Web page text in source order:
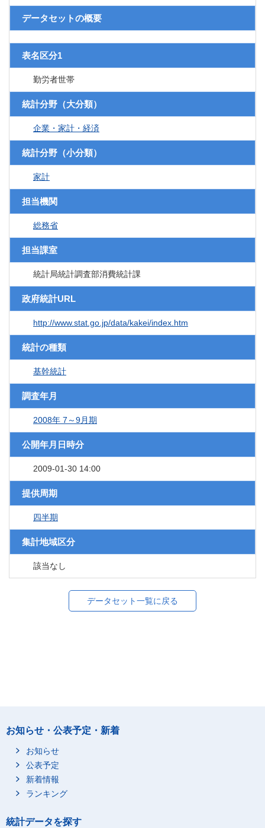
データセットの概要
表名区分1
勤労者世帯
統計分野（大分類）
企業・家計・経済
統計分野（小分類）
家計
担当機関
総務省
担当課室
統計局統計調査部消費統計課
政府統計URL
http://www.stat.go.jp/data/kakei/index.htm
統計の種類
基幹統計
調査年月
2008年 7～9月期
公開年月日時分
2009-01-30 14:00
提供周期
四半期
集計地域区分
該当なし
データセット一覧に戻る
お知らせ・公表予定・新着
お知らせ
公表予定
新着情報
ランキング
統計データを探す